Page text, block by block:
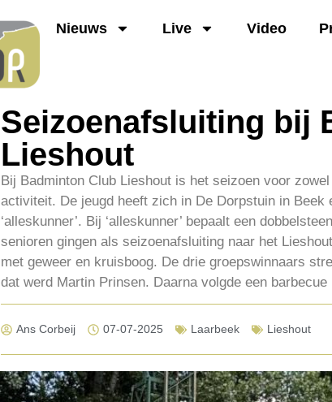
Nieuws Live Video
Seizoenafsluiting bij
Lieshout
Bij Badminton Club Lieshout is het seizoen voor
activiteit. De jeugd heeft zich in De Dorpstuin in
‘alleskunner’. Bij ‘alleskunner’ bepaalt een
senioren gingen als seizoenafsluiting naar het
met geweer en kruisboog. De drie groepswinnaars
dat werd Martin Prinsen. Daarna volgde een
Ans Corbeij 07-07-2025 Laarbeek Lieshout